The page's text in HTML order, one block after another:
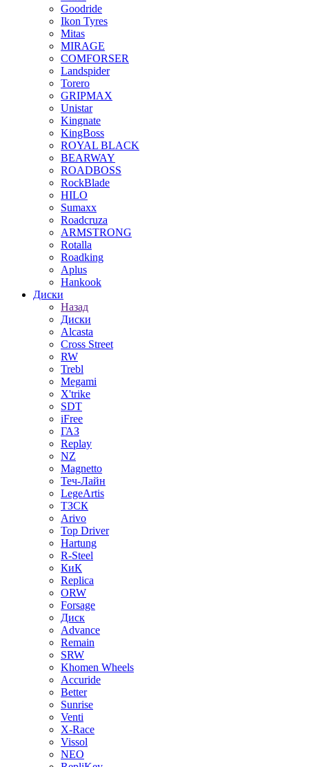
Goodride
Ikon Tyres
Mitas
MIRAGE
COMFORSER
Landspider
Torero
GRIPMAX
Unistar
Kingnate
KingBoss
ROYAL BLACK
BEARWAY
ROADBOSS
RockBlade
HILO
Sumaxx
Roadcruza
ARMSTRONG
Rotalla
Roadking
Aplus
Hankook
Диски
Назад
Диски
Alcasta
Cross Street
RW
Trebl
Megami
X'trike
SDT
iFree
ГАЗ
Replay
NZ
Magnetto
Теч-Лайн
LegeArtis
ТЗСК
Arivo
Top Driver
Hartung
R-Steel
КиК
Replica
ORW
Forsage
Диск
Advance
Remain
SRW
Khomen Wheels
Accuride
Better
Sunrise
Venti
X-Race
Vissol
NEO